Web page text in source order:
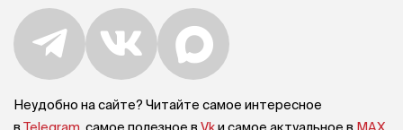
Неудобно на сайте? Читайте самое интересное